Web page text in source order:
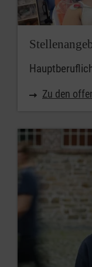
Zu den